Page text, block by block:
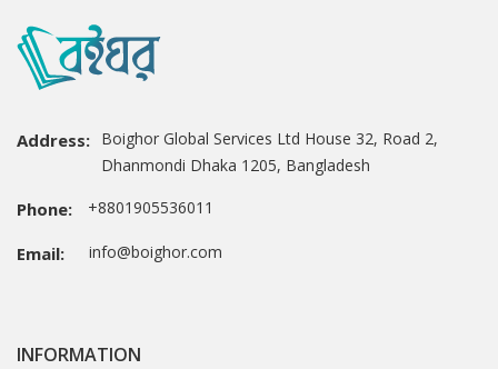
Address: Boighor Global Services Ltd House 32, Road 2,
Dhanmondi Dhaka 1205, Bangladesh
Phone: +8801905536011
Email: info@boighor.com
INFORMATION